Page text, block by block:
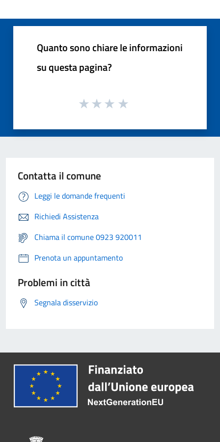
Quanto sono chiare le informazioni
su questa pagina?
Contatta il comune
Leggi le domande frequenti
Richiedi Assistenza
Chiama il comune 0923 920011
Prenota un appuntamento
Problemi in città
Segnala disservizio